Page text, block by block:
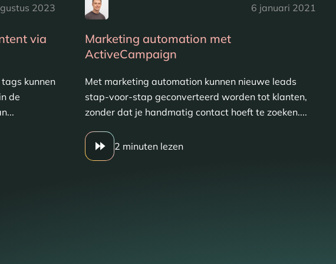
2023
via
kunnen
de
6 januari 2021
Marketing automation met
ActiveCampaign
Met marketing automation kunnen nieuwe leads
stap-voor-stap geconverteerd worden tot klanten,
zonder dat je handmatig contact hoeft te zoeken....
2 minuten lezen